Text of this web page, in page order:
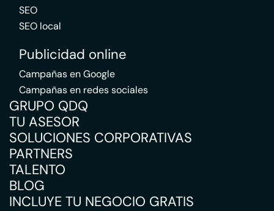
SEO
SEO local
Publicidad online
Campañas en Google
Campañas en redes sociales
GRUPO QDQ
TU ASESOR
SOLUCIONES CORPORATIVAS
PARTNERS
TALENTO
BLOG
INCLUYE TU NEGOCIO GRATIS